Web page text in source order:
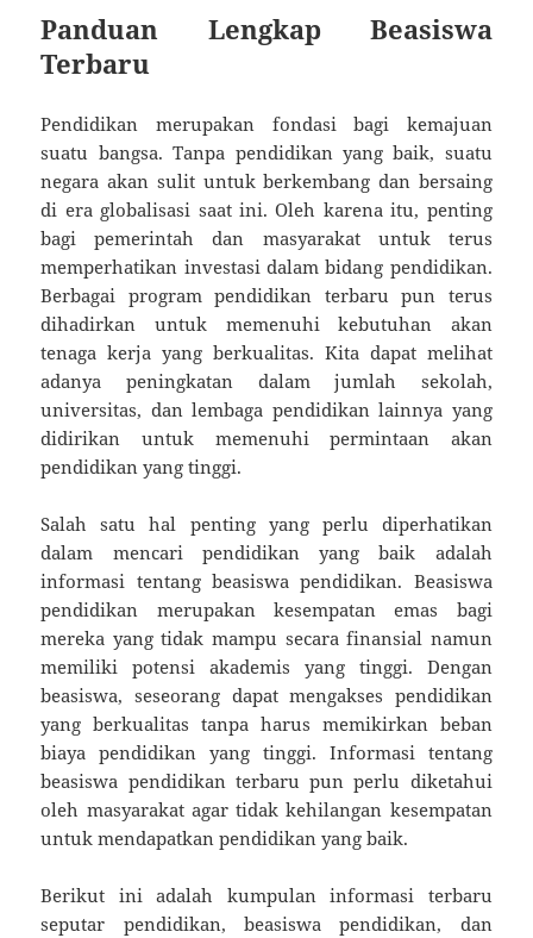
Panduan Lengkap Beasiswa
Terbaru
Pendidikan merupakan fondasi bagi kemajuan
suatu bangsa. Tanpa pendidikan yang baik, suatu
negara akan sulit untuk berkembang dan bersaing
di era globalisasi saat ini. Oleh karena itu, penting
bagi pemerintah dan masyarakat untuk terus
memperhatikan investasi dalam bidang pendidikan.
Berbagai program pendidikan terbaru pun terus
dihadirkan untuk memenuhi kebutuhan akan
tenaga kerja yang berkualitas. Kita dapat melihat
adanya peningkatan dalam jumlah sekolah,
universitas, dan lembaga pendidikan lainnya yang
didirikan untuk memenuhi permintaan akan
pendidikan yang tinggi.
Salah satu hal penting yang perlu diperhatikan
dalam mencari pendidikan yang baik adalah
informasi tentang beasiswa pendidikan. Beasiswa
pendidikan merupakan kesempatan emas bagi
mereka yang tidak mampu secara finansial namun
memiliki potensi akademis yang tinggi. Dengan
beasiswa, seseorang dapat mengakses pendidikan
yang berkualitas tanpa harus memikirkan beban
biaya pendidikan yang tinggi. Informasi tentang
beasiswa pendidikan terbaru pun perlu diketahui
oleh masyarakat agar tidak kehilangan kesempatan
untuk mendapatkan pendidikan yang baik.
Berikut ini adalah kumpulan informasi terbaru
seputar pendidikan, beasiswa pendidikan, dan